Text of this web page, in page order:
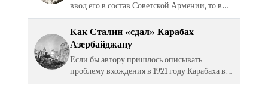
ввод его в состав Советской Армении, то в
состав Советского Азербайджана – являлся
частным случаем в осуществляемой РСФСР
политике в…
Как Сталин «сдал» Карабах
Азербайджану
Если бы автору пришлось описывать
проблему вхождения в 1921 году Карабаха в
состав советского Азербайджана языком